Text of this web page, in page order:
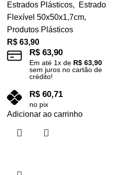
Estrados Plásticos,
Estrado
Flexível 50x50x1,7cm,
Produtos Plásticos
R$ 63,90
R$63,90
Em até 1x de R$ 63,90
sem juros no cartão de
crédito!
R$60,71
no pix
Adicionar ao carrinho